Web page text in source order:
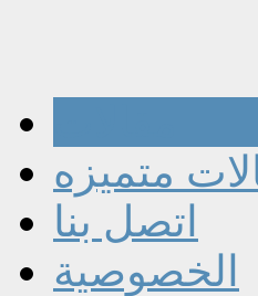
متميزه
اتصل بنا
الخصوصية